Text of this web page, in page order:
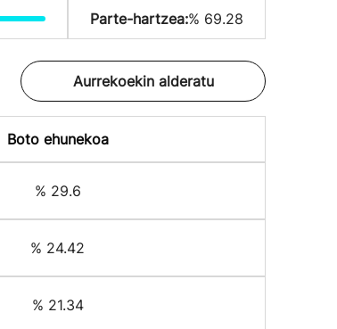
Parte-hartzea:% 69.28
Aurrekoekin alderatu
Boto ehunekoa
% 29.6
% 24.42
% 21.34